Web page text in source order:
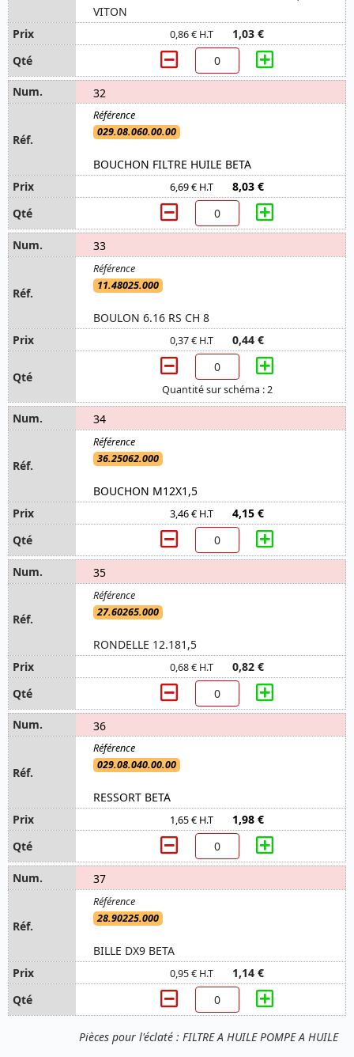
Pièces pour l'éclaté : FILTRE A HUILE POMPE A HUILE
VITON
0,86 € H.T 1,03 €
32
029.08.060.00.00
BOUCHON FILTRE HUILE BETA
6,69 € H.T 8,03 €
33
11.48025.000
BOULON 6.16 RS CH 8
0,37 € H.T 0,44 €
Quantité sur schéma : 2
34
36.25062.000
BOUCHON M12X1,5
3,46 € H.T 4,15 €
35
27.60265.000
RONDELLE 12.181,5
0,68 € H.T 0,82 €
36
029.08.040.00.00
RESSORT BETA
1,65 € H.T 1,98 €
37
28.90225.000
BILLE DX9 BETA
0,95 € H.T 1,14 €